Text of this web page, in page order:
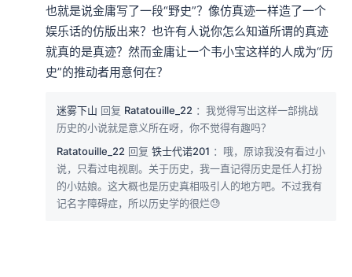
也就是说金庸写了一段“野史”？像仿真迹一样造了一个
娱乐话的仿版出来？也许有人说你怎么知道所谓的真迹
就真的是真迹？然而金庸让一个韦小宝这样的人成为“历
史”的推动者用意何在？
迷雾下山 回复 Ratatouille_22 ：我觉得写出这样一部挑战
历史的小说就是意义所在呀，你不觉得有趣吗？
Ratatouille_22 回复 铁士代诺201 ：哦，原谅我没有看过小
说，只看过电视剧。关于历史，我一直记得历史是任人打扮
的小姑娘。这大概也是历史真相吸引人的地方吧。不过我有
记名字障碍症，所以历史学的很烂😓